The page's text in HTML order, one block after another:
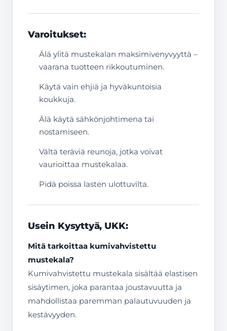
Varoitukset:
Älä ylitä mustekalan maksimivenyvyyttä –
vaarana tuotteen rikkoutuminen.
Käytä vain ehjiä ja hyväkuntoisia
koukkuja.
Älä käytä sähkönjohtimena tai
nostamiseen.
Vältä teräviä reunoja, jotka voivat
vaurioittaa mustekalaa.
Pidä poissa lasten ulottuvilta.
Usein Kysyttyä, UKK:
Mitä tarkoittaa kumivahvistettu
mustekala?
Kumivahvistettu mustekala sisältää elastisen
sisäytimen, joka parantaa joustavuutta ja
mahdollistaa paremman palautuvuuden ja
kestävyyden.